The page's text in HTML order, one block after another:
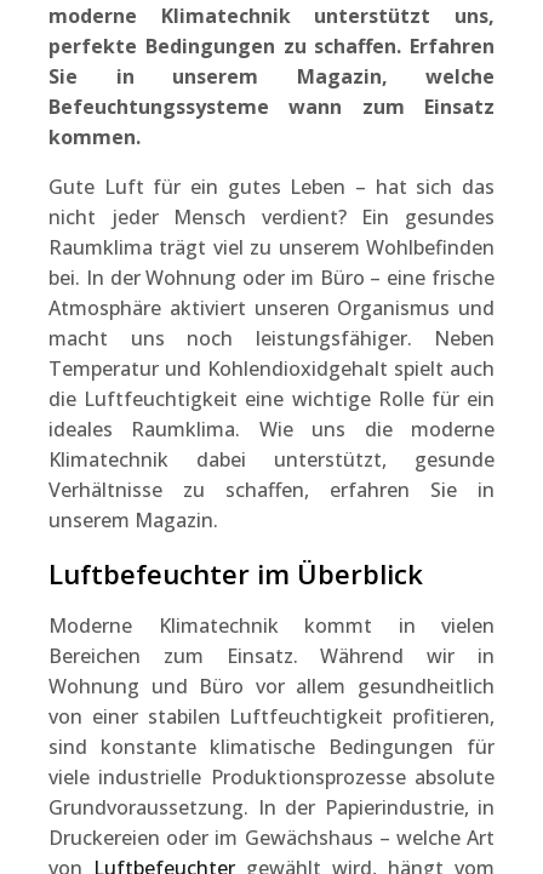
moderne Klimatechnik unterstützt uns,
perfekte Bedingungen zu schaffen. Erfahren
Sie in unserem Magazin, welche
Befeuchtungssysteme wann zum Einsatz
kommen.
Gute Luft für ein gutes Leben – hat sich das
nicht jeder Mensch verdient? Ein gesundes
Raumklima trägt viel zu unserem Wohlbefinden
bei. In der Wohnung oder im Büro – eine frische
Atmosphäre aktiviert unseren Organismus und
macht uns noch leistungsfähiger. Neben
Temperatur und Kohlendioxidgehalt spielt auch
die Luftfeuchtigkeit eine wichtige Rolle für ein
ideales Raumklima. Wie uns die moderne
Klimatechnik dabei unterstützt, gesunde
Verhältnisse zu schaffen, erfahren Sie in
unserem Magazin.
Luftbefeuchter im Überblick
Moderne Klimatechnik kommt in vielen
Bereichen zum Einsatz. Während wir in
Wohnung und Büro vor allem gesundheitlich
von einer stabilen Luftfeuchtigkeit profitieren,
sind konstante klimatische Bedingungen für
viele industrielle Produktionsprozesse absolute
Grundvoraussetzung. In der Papierindustrie, in
Druckereien oder im Gewächshaus – welche Art
von Luftbefeuchter gewählt wird, hängt vom